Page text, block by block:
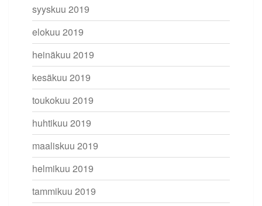
syyskuu 2019
elokuu 2019
heinäkuu 2019
kesäkuu 2019
toukokuu 2019
huhtikuu 2019
maaliskuu 2019
helmikuu 2019
tammikuu 2019